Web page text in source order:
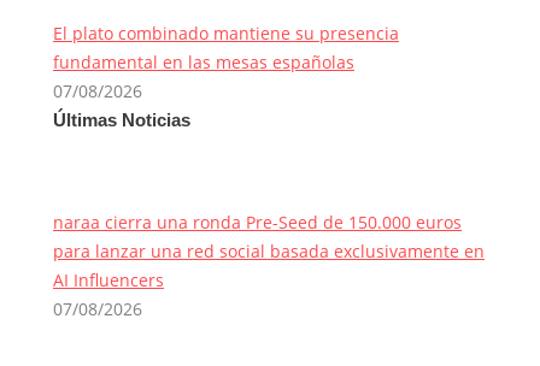
El plato combinado mantiene su presencia
fundamental en las mesas españolas
07/08/2026
Últimas Noticias
naraa cierra una ronda Pre-Seed de 150.000 euros
para lanzar una red social basada exclusivamente en
AI Influencers
07/08/2026